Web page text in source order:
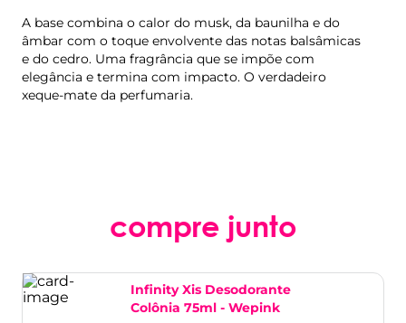
A base combina o calor do musk, da baunilha e do
âmbar com o toque envolvente das notas balsâmicas
e do cedro. Uma fragrância que se impõe com
elegância e termina com impacto. O verdadeiro
xeque-mate da perfumaria.
compre junto
Infinity Xis Desodorante
Colônia 75ml - Wepink